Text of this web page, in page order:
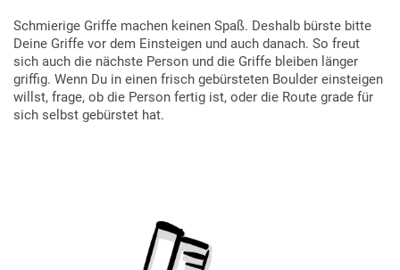
Schmierige Griffe machen keinen Spaß. Deshalb bürste bitte
Deine Griffe vor dem Einsteigen und auch danach. So freut
sich auch die nächste Person und die Griffe bleiben länger
griffig. Wenn Du in einen frisch gebürsteten Boulder einsteigen
willst, frage, ob die Person fertig ist, oder die Route grade für
sich selbst gebürstet hat.